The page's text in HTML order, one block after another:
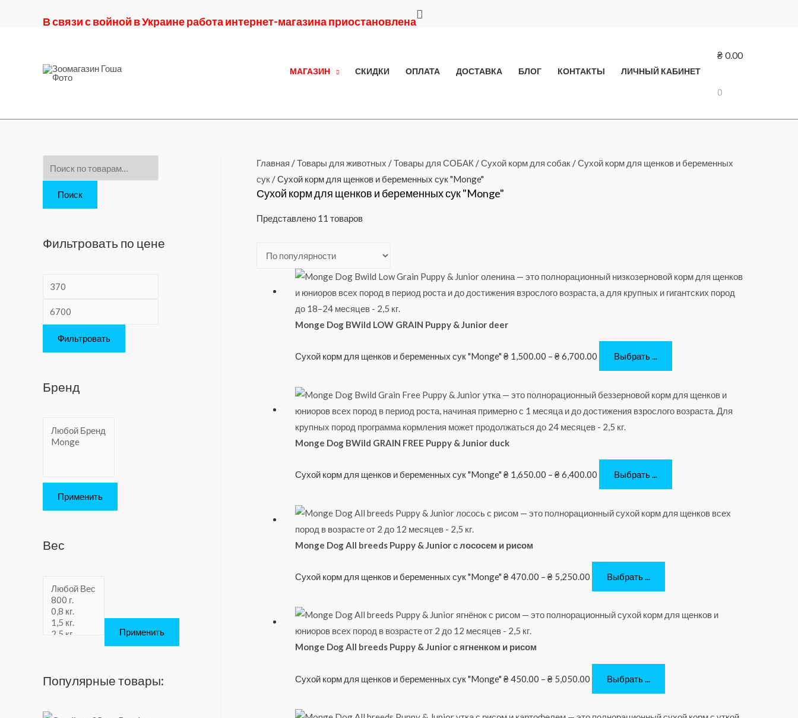
В связи с войной в Украине работа интернет-магазина приостановлена
Поиск
МАГАЗИН СКИДКИ ОПЛАТА ДОСТАВКА БЛОГ КОНТАКТЫ ЛИЧНЫЙ КАБИНЕТ
₴ 0.00
0
с
Поиск
Фильтровать по цене
Фильтровать
Бренд
Применить
Вес
Применить
Популярные товары:
Главная /Товары для животных /Товары для СОБАК /Сухой корм для собак/Сухой корм для щенков и беременных
сук/ Сухой корм для щенков и беременных сук "Monge"
Сухой корм для щенков и беременных сук "Monge"
Представлено 11 товаров
Monge Dog BWild LOW GRAIN Puppy & Junior deer
Сухой корм для щенков и беременных сук "Monge" ₴ 1,500.00 – ₴ 6,700.00 Выбрать ...
Monge Dog BWild GRAIN FREE Puppy & Junior duck
Сухой корм для щенков и беременных сук "Monge" ₴ 1,650.00 – ₴ 6,400.00 Выбрать ...
Monge Dog All breeds Puppy & Junior с лососем и рисом
Сухой корм для щенков и беременных сук "Monge" ₴ 470.00 – ₴ 5,250.00 Выбрать ...
Monge Dog All breeds Puppy & Junior с ягненком и рисом
Сухой корм для щенков и беременных сук "Monge" ₴ 450.00 – ₴ 5,050.00 Выбрать ...